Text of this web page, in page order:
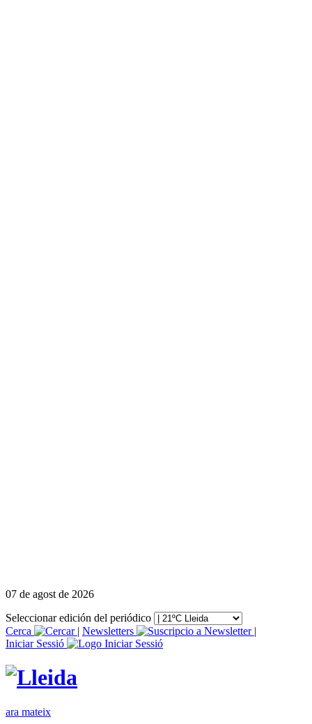
07 de agost de 2026
Seleccionar edición del periódico
Cerca
| Newsletters
|
Iniciar Sessió
ara mateix